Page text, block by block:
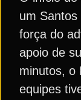
um
força do
apoio de
minutos, o
equipes